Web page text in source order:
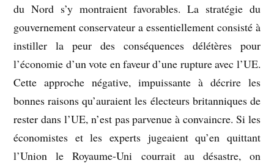
du Nord s’y montraient favorables. La stratégie du
gouvernement conservateur a essentiellement consisté à
instiller la peur des conséquences délétères pour
l’économie d’un vote en faveur d’une rupture avec l’UE.
Cette approche négative, impuissante à décrire les
bonnes raisons qu’auraient les électeurs britanniques de
rester dans l’UE, n’est pas parvenue à convaincre. Si les
économistes et les experts jugeaient qu’en quittant
l’Union le Royaume-Uni courrait au désastre, on